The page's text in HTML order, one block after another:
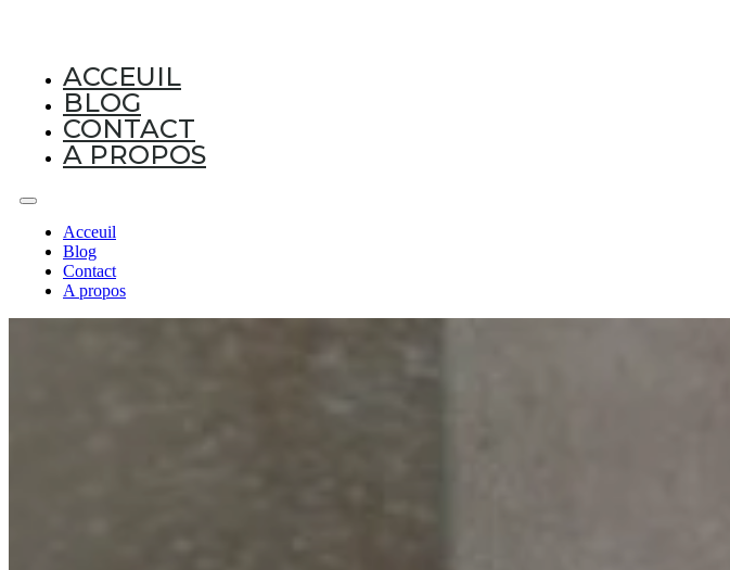
ACCEUIL
BLOG
CONTACT
A PROPOS
Acceuil
Blog
Contact
A propos